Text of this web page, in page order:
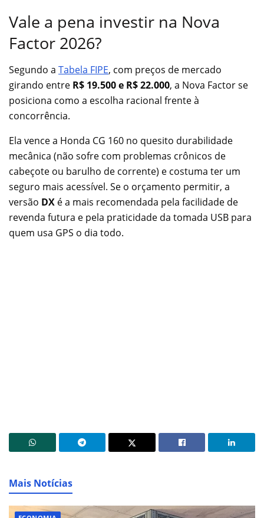
Vale a pena investir na Nova
Factor 2026?
Segundo a Tabela FIPE, com preços de mercado
girando entre R$ 19.500 e R$ 22.000, a Nova Factor se
posiciona como a escolha racional frente à
concorrência.
Ela vence a Honda CG 160 no quesito durabilidade
mecânica (não sofre com problemas crônicos de
cabeçote ou barulho de corrente) e costuma ter um
seguro mais acessível. Se o orçamento permitir, a
versão DX é a mais recomendada pela facilidade de
revenda futura e pela praticidade da tomada USB para
quem usa GPS o dia todo.
Mais Notícias